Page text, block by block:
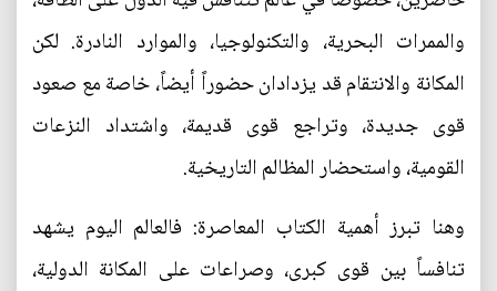
والممرات البحرية، والتكنولوجيا، والموارد النادرة. لكن
المكانة والانتقام قد يزدادان حضوراً أيضاً، خاصة مع صعود
قوى جديدة، وتراجع قوى قديمة، واشتداد النزعات
القومية، واستحضار المظالم التاريخية.
وهنا تبرز أهمية الكتاب المعاصرة: فالعالم اليوم يشهد
تنافساً بين قوى كبرى، وصراعات على المكانة الدولية،